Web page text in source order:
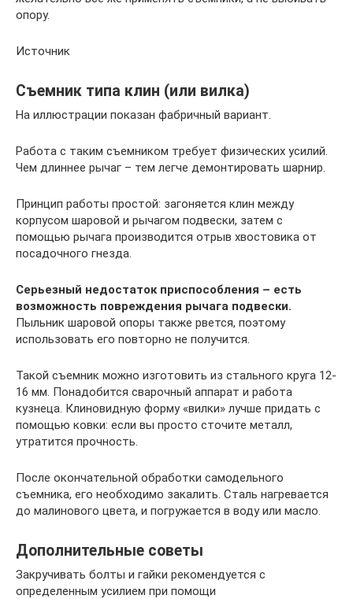
опору.
Источник
Съемник типа клин (или вилка)
На иллюстрации показан фабричный вариант.
Работа с таким съемником требует физических усилий.
Чем длиннее рычаг – тем легче демонтировать шарнир.
Принцип работы простой: загоняется клин между
корпусом шаровой и рычагом подвески, затем с
помощью рычага производится отрыв хвостовика от
посадочного гнезда.
Серьезный недостаток приспособления – есть
возможность повреждения рычага подвески.
Пыльник шаровой опоры также рвется, поэтому
использовать его повторно не получится.
Такой съемник можно изготовить из стального круга 12-
16 мм. Понадобится сварочный аппарат и работа
кузнеца. Клиновидную форму «вилки» лучше придать с
помощью ковки: если вы просто сточите металл,
утратится прочность.
После окончательной обработки самодельного
съемника, его необходимо закалить. Сталь нагревается
до малинового цвета, и погружается в воду или масло.
Дополнительные советы
Закручивать болты и гайки рекомендуется с
определенным усилием при помощи